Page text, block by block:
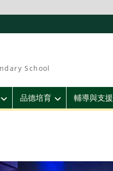
School
品德培育 輔導與支援